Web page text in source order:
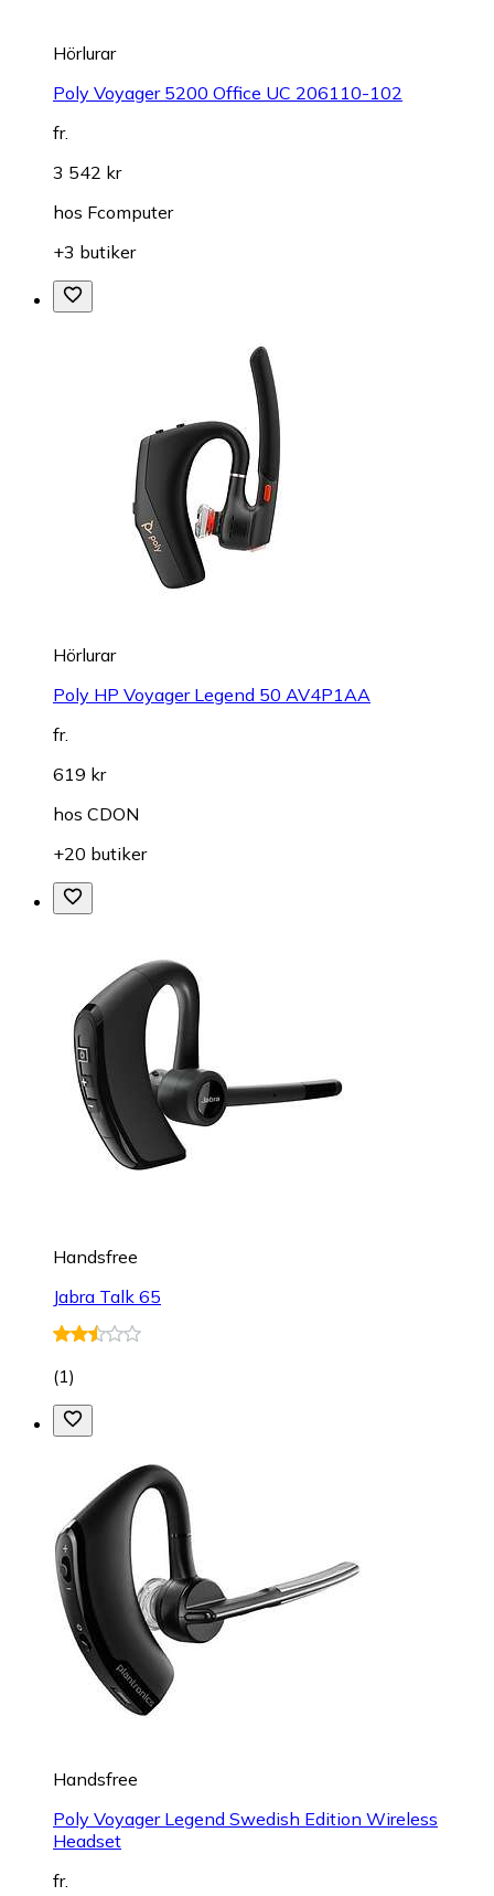
Hörlurar
Poly Voyager 5200 Office UC 206110-102
fr.
3 542 kr
hos Fcomputer
+3 butiker
Hörlurar
Poly HP Voyager Legend 50 AV4P1AA
fr.
619 kr
hos CDON
+20 butiker
Handsfree
Jabra Talk 65
(1)
Handsfree
Poly Voyager Legend Swedish Edition Wireless
Headset
fr.